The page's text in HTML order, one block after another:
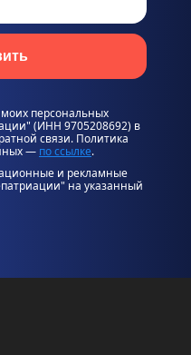
персональных
(ИНН 9705208692) в
связи. Политика
— по ссылке.
и рекламные
на указанный